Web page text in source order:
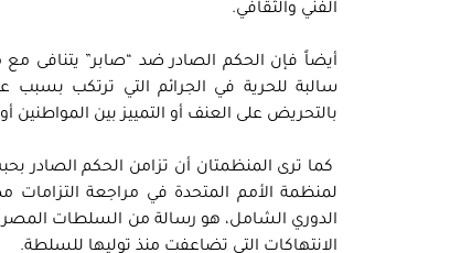
الفني والثقافي.
سالبة للحرية في الجرائم التي ترتكب بسبب
بالتحريض على العنف أو التمييز بين المواطنين
كما ترى المنظمتان أن تزامن الحكم الصادر
لمنظمة الأمم المتحدة في مراجعة التزامات
الدوري الشامل، هو رسالة من السلطات
الانتهاكات التي تضاعفت منذ توليها للسلطة.